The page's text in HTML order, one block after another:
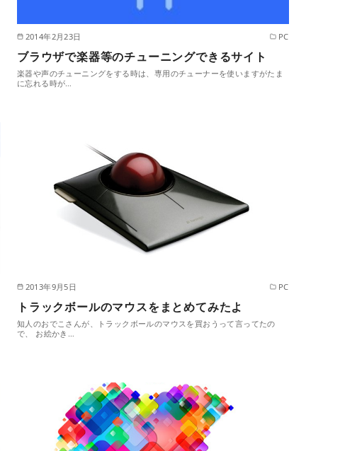
2014年2月23日 PC
ブラウザで楽器等のチューニングできるサイト
楽器や声のチューニングをする時は、専用のチューナーを使いますがたま
に忘れる時が…
2013年9月5日 PC
トラックボールのマウスをまとめてみたよ
知人のおでこさんが、トラックボールのマウスを買おうって言ってたの
で、 お絵かき…